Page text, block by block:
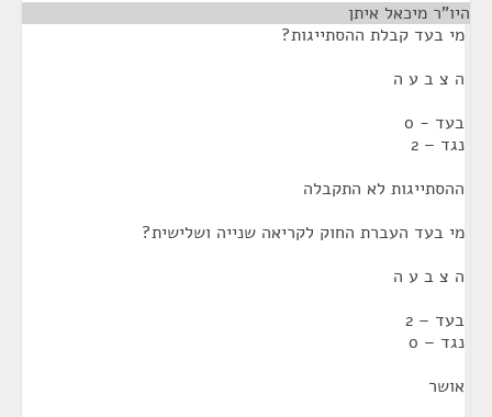
היו"ר מיכאל איתן
מי בעד קבלת ההסתייגות?
ה צ ב ע ה
בעד - 0
נגד – 2
ההסתייגות לא התקבלה
מי בעד העברת החוק לקריאה שנייה ושלישית?
ה צ ב ע ה
בעד – 2
נגד – 0
אושר